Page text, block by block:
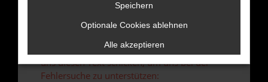
Wende dich an den Webseitenbetreiber.
Wenn du alle oben genannten Schritte versucht
versuchen, das Problem zu beheben. Du kannst
uns diesen Text schicken, um uns bei der
Fehlersuche zu unterstützen:
Speichern
Optionale Cookies ablehnen
Alle akzeptieren